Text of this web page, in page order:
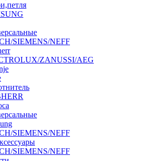
SIEMENS/NEFF
ZANUSSI/AEG
SIEMENS/NEFF
SIEMENS/NEFF